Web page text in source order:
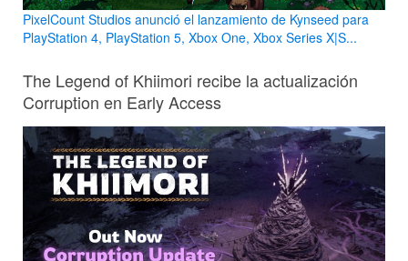
PixelCount Studios anunció el lanzamiento de Kynseed para
PlayStation 4, PlayStation 5, Xbox One, Xbox Series X|S...
The Legend of Khiimori recibe la actualización
Corruption en Early Access